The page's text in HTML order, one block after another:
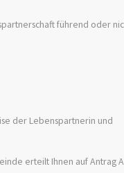
führend oder
der Lebenspartnerin und
erteilt Ihnen auf